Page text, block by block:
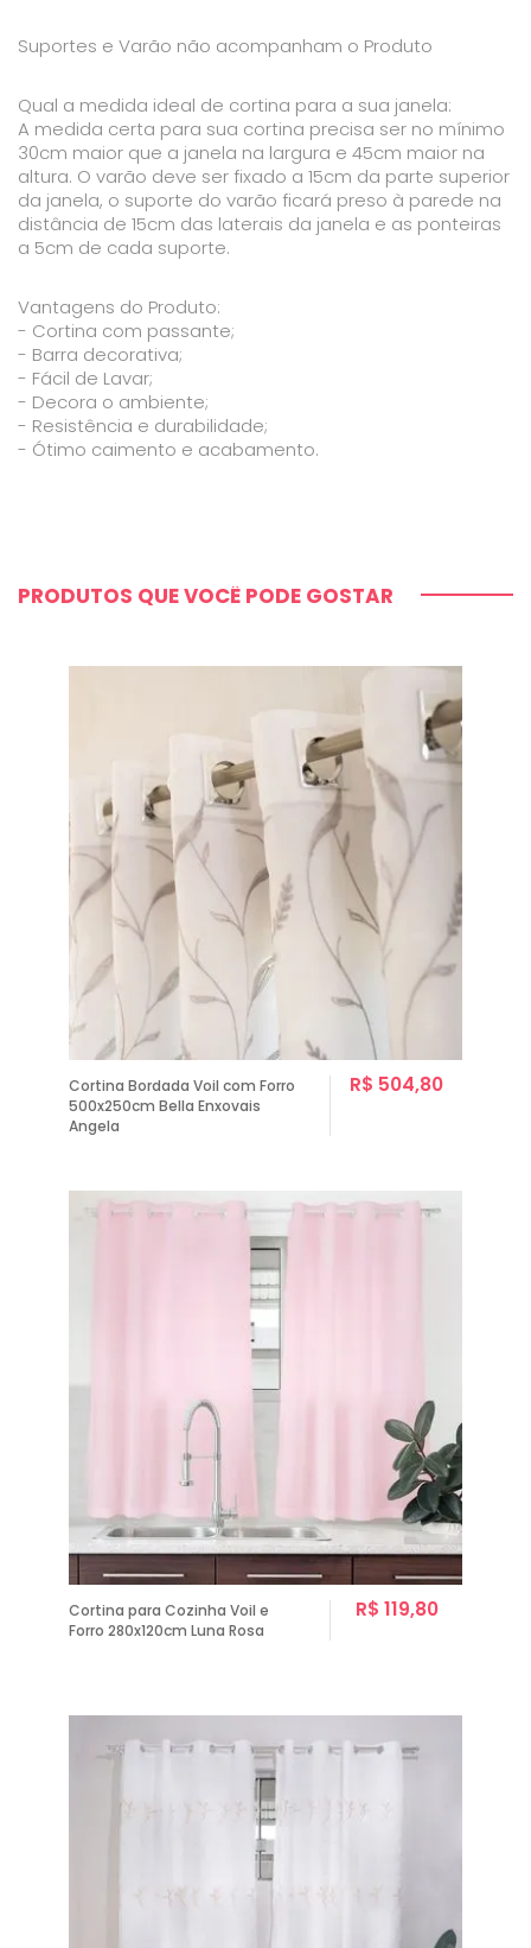
Suportes e Varão não acompanham o Produto
Qual a medida ideal de cortina para a sua janela:
A medida certa para sua cortina precisa ser no mínimo
30cm maior que a janela na largura e 45cm maior na
altura. O varão deve ser fixado a 15cm da parte superior
da janela, o suporte do varão ficará preso à parede na
distância de 15cm das laterais da janela e as ponteiras
a 5cm de cada suporte.
Vantagens do Produto:
- Cortina com passante;
- Barra decorativa;
- Fácil de Lavar;
- Decora o ambiente;
- Resistência e durabilidade;
- Ótimo caimento e acabamento.
PRODUTOS QUE VOCÊ PODE GOSTAR
Cortina Bordada Voil com Forro
500x250cm Bella Enxovais
Angela
R$ 504,80
Cortina para Cozinha Voil e
Forro 280x120cm Luna Rosa
R$ 119,80